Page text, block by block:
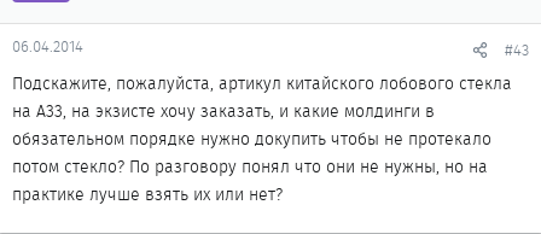
06.04.2014 #43
Подскажите, пожалуйста, артикул китайского лобового стекла
на А33, на экзисте хочу заказать, и какие молдинги в
обязательном порядке нужно докупить чтобы не протекало
потом стекло? По разговору понял что они не нужны, но на
практике лучше взять их или нет?